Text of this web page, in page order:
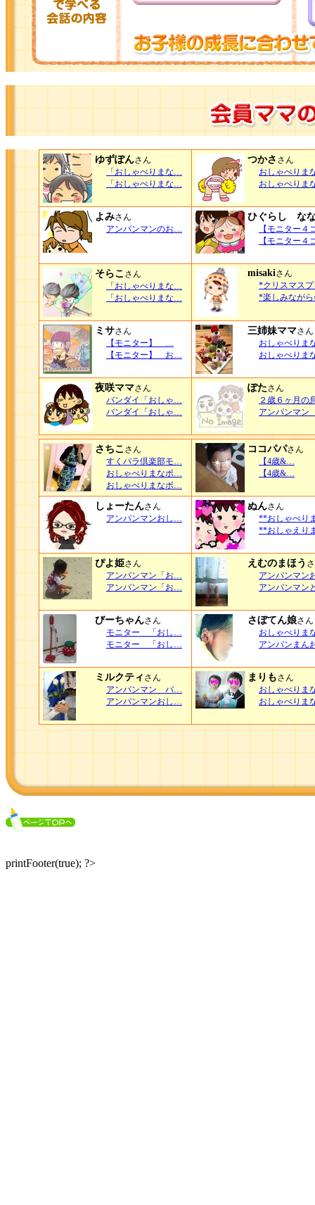
ゆずぽんさん
「おしゃべりまな…
「おしゃべりまな…
つかさ さん
おしゃべりま
おしゃべりま
よみさん
アンパンマンのお…
ひぐらし な
【モニター
【モニター
そらこ さん
「おしゃべりまな…
「おしゃべりまな…
misakiさん
*クリスマス
*楽しみなが
ミサさん
【モニター】 …
【モニター】 お…
三姉妹ママさん
おしゃべりま
おしゃべりま
夜咲ママさん
バンダイ「おしゃ…
バンダイ「おしゃ…
ぽたさん
２歳６ヶ月の
アンパンマ
さちこ さん
すくパラ倶楽部モ…
おしゃべりまなボ…
おしゃべりまなボ…
ココパパさん
【4歳&…
【4歳&…
しょーたんさん
アンパンマンおし…
ぬんさん
**おしゃべり
**おしゃえり
ぴよ姫さん
アンパンマン「お…
アンパンマン「お…
えむのまほう
アンパンマン
アンパンマン
びーちゃんさん
モニター 「おし…
モニター 「おし…
さぼてん娘さん
おしゃべりま
アンパンまん
ミルクティ さん
アンパンマン バ…
アンパンマンおし…
まりもさん
おしゃべりま
おしゃべりま
printFooter(true); ?>